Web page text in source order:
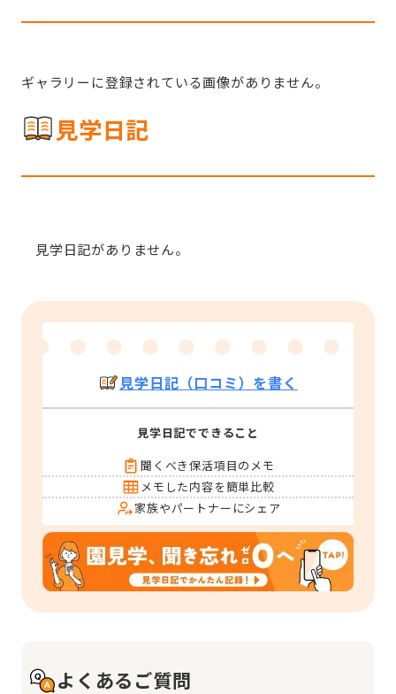
ギャラリーに登録されている画像がありません。
見学日記
見学日記がありません。
見学日記（口コミ）を書く
見学日記でできること
聞くべき保活項目のメモ
メモした内容を簡単比較
家族やパートナーにシェア
よくあるご質問